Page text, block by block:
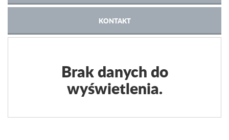
KONTAKT
Brak danych do
wyświetlenia.